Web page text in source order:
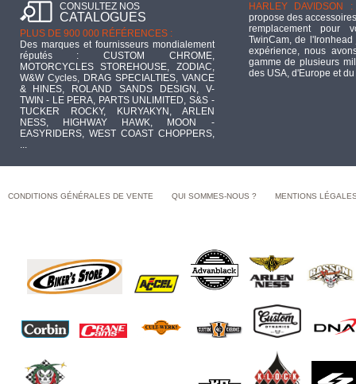
CONSULTEZ NOS
CATALOGUES
PLUS DE 900 000 RÉFÉRENCES :
Des marques et fournisseurs mondialement
réputés : CUSTOM CHROME,
MOTORCYCLES STOREHOUSE, ZODIAC,
W&W Cycles, DRAG SPECIALTIES, VANCE
& HINES, ROLAND SANDS DESIGN, V-
TWIN - LE PERA, PARTS UNLIMITED, S&S -
TUCKER ROCKY, KURYAKYN, ARLEN
NESS, HIGHWAY HAWK, MOON -
EASYRIDERS, WEST COAST CHOPPERS,
...
HARLEY DAVIDSON :
propose des
remplacement pour
TwinCam, de
expérience, nous
gamme de plusieurs
des USA, d'Europe et
CONDITIONS GÉNÉRALES DE VENTE QUI SOMMES-NOUS ? MENTIONS